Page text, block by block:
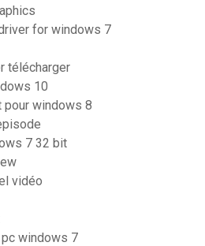
for windows 7
télécharger
10
pour windows 8
7 32 bit
vidéo
windows 7